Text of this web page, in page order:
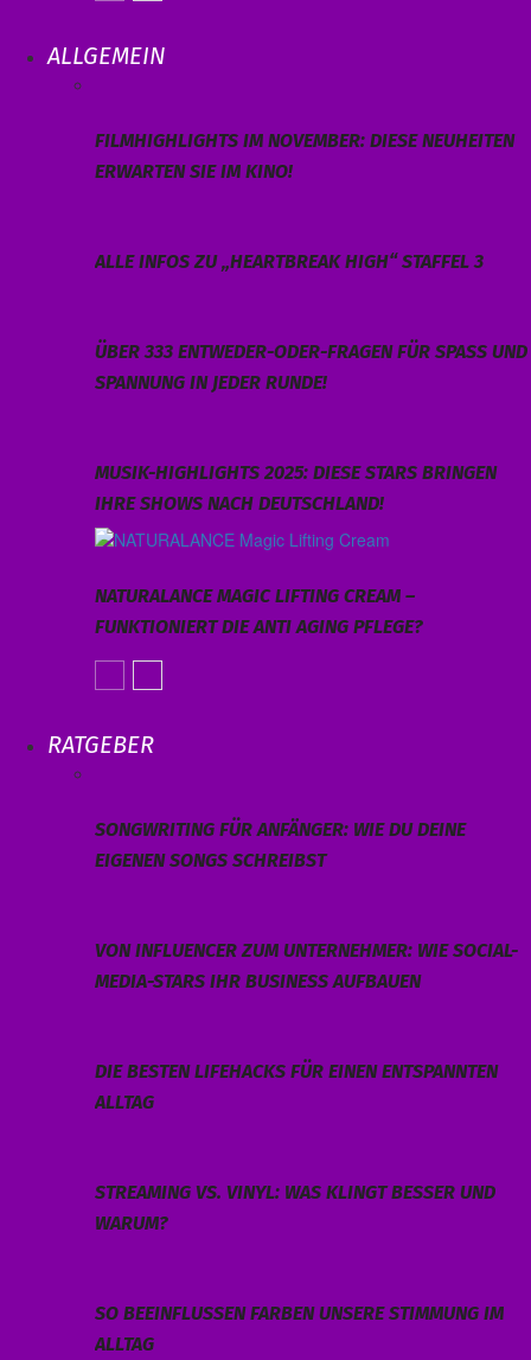
ALLGEMEIN
FILMHIGHLIGHTS IM NOVEMBER: DIESE NEUHEITEN
ERWARTEN SIE IM KINO!
ALLE INFOS ZU „HEARTBREAK HIGH“ STAFFEL 3
ÜBER 333 ENTWEDER-ODER-FRAGEN FÜR SPASS UND S
PANNUNG IN JEDER RUNDE!
MUSIK-HIGHLIGHTS 2025: DIESE STARS BRINGEN
IHRE SHOWS NACH DEUTSCHLAND!
NATURALANCE MAGIC LIFTING CREAM –
FUNKTIONIERT DIE ANTI AGING PFLEGE?
RATGEBER
SONGWRITING FÜR ANFÄNGER: WIE DU DEINE
EIGENEN SONGS SCHREIBST
VON INFLUENCER ZUM UNTERNEHMER: WIE SOCIAL-
MEDIA-STARS IHR BUSINESS AUFBAUEN
DIE BESTEN LIFEHACKS FÜR EINEN ENTSPANNTEN
ALLTAG
STREAMING VS. VINYL: WAS KLINGT BESSER UND
WARUM?
SO BEEINFLUSSEN FARBEN UNSERE STIMMUNG IM
ALLTAG